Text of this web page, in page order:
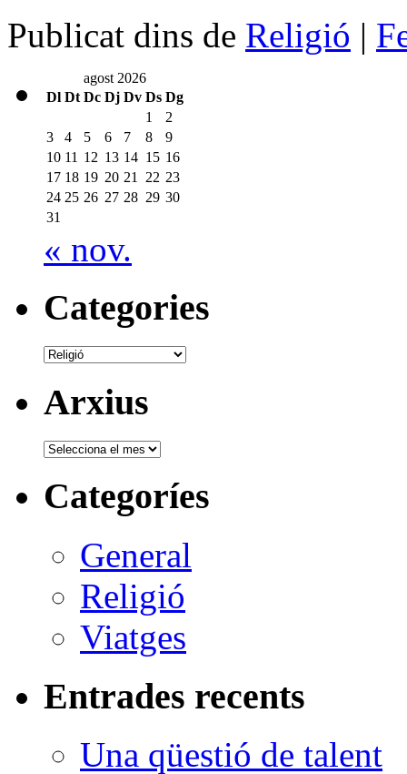
Publicat dins de Religió |
agost 2026
Dl Dt Dc Dj Dv Ds Dg
1
2
3
4 5 6 7 8
9
10 11 12 13 14 15 16
17 18 19 20 21 22 23
24 25 26 27 28 29 30
31
« nov.
Categories
Categories
Arxius
Arxius
Categoríes
General
Religió
Viatges
Entrades recents
Una qüestió de talent